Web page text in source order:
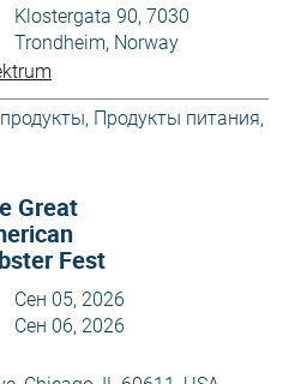
Klostergata 90, 7030
Trondheim, Norway
, Продукты питания,
Great
Fest
Сен 05, 2026
Сен 06, 2026